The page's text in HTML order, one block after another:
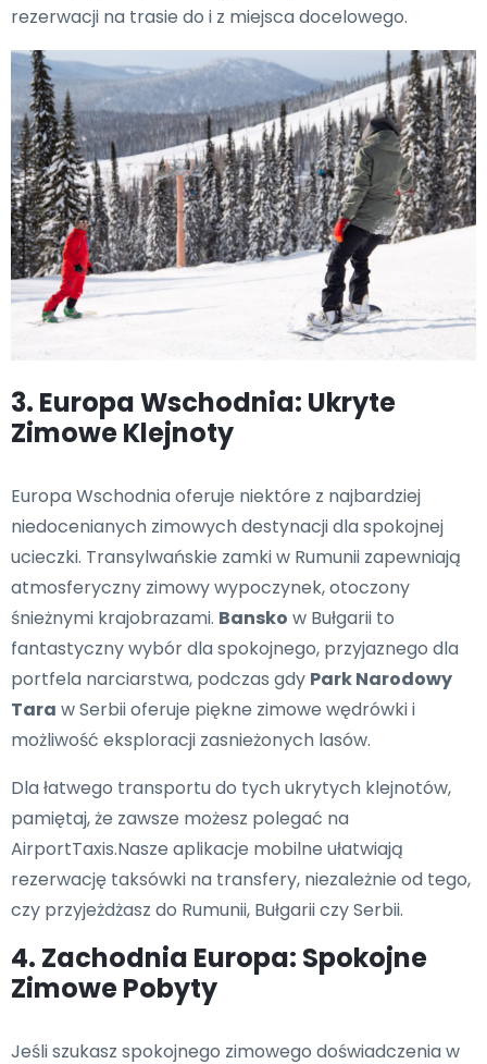
rezerwacji na trasie do i z miejsca docelowego.
3. Europa Wschodnia: Ukryte
Zimowe Klejnoty
Europa Wschodnia oferuje niektóre z najbardziej
niedocenianych zimowych destynacji dla spokojnej
ucieczki. Transylwańskie zamki w Rumunii zapewniają
atmosferyczny zimowy wypoczynek, otoczony
śnieżnymi krajobrazami. Bansko w Bułgarii to
fantastyczny wybór dla spokojnego, przyjaznego dla
portfela narciarstwa, podczas gdy Park Narodowy
Tara w Serbii oferuje piękne zimowe wędrówki i
możliwość eksploracji zasnieżonych lasów.
Dla łatwego transportu do tych ukrytych klejnotów,
pamiętaj, że zawsze możesz polegać na
AirportTaxis.Nasze aplikacje mobilne ułatwiają
rezerwację taksówki na transfery, niezależnie od tego,
czy przyjeżdżasz do Rumunii, Bułgarii czy Serbii.
4. Zachodnia Europa: Spokojne
Zimowe Pobyty
Jeśli szukasz spokojnego zimowego doświadczenia w